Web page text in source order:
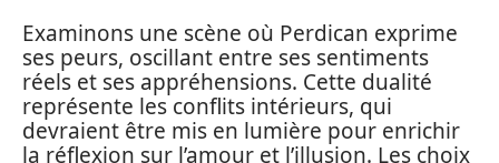
Examinons une scène où Perdican exprime
ses peurs, oscillant entre ses sentiments
réels et ses appréhensions. Cette dualité
représente les conflits intérieurs, qui
devraient être mis en lumière pour enrichir
la réflexion sur l’amour et l’illusion. Les choix